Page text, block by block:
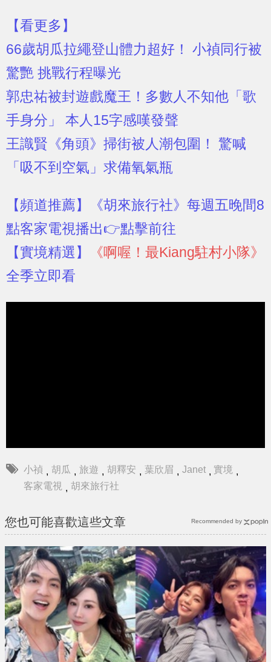
【看更多】
66歲胡瓜拉繩登山體力超好！ 小禎同行被
驚艷 挑戰行程曝光
郭忠祐被封遊戲魔王！多數人不知他「歌
手身分」 本人15字感嘆發聲
王識賢《角頭》掃街被人潮包圍！ 驚喊
「吸不到空氣」求備氧氣瓶
【頻道推薦】
《胡來旅行社》每週五晚間8
點客家電視播出👉點擊前往
【實境精選】
《啊喔！最Kiang駐村小隊》
全季立即看
小禎 , 胡瓜 , 旅遊 , 胡釋安 , 葉欣眉 , Janet , 實境 ,
客家電視 , 胡來旅行社
您也可能喜歡這些文章 Recommended by